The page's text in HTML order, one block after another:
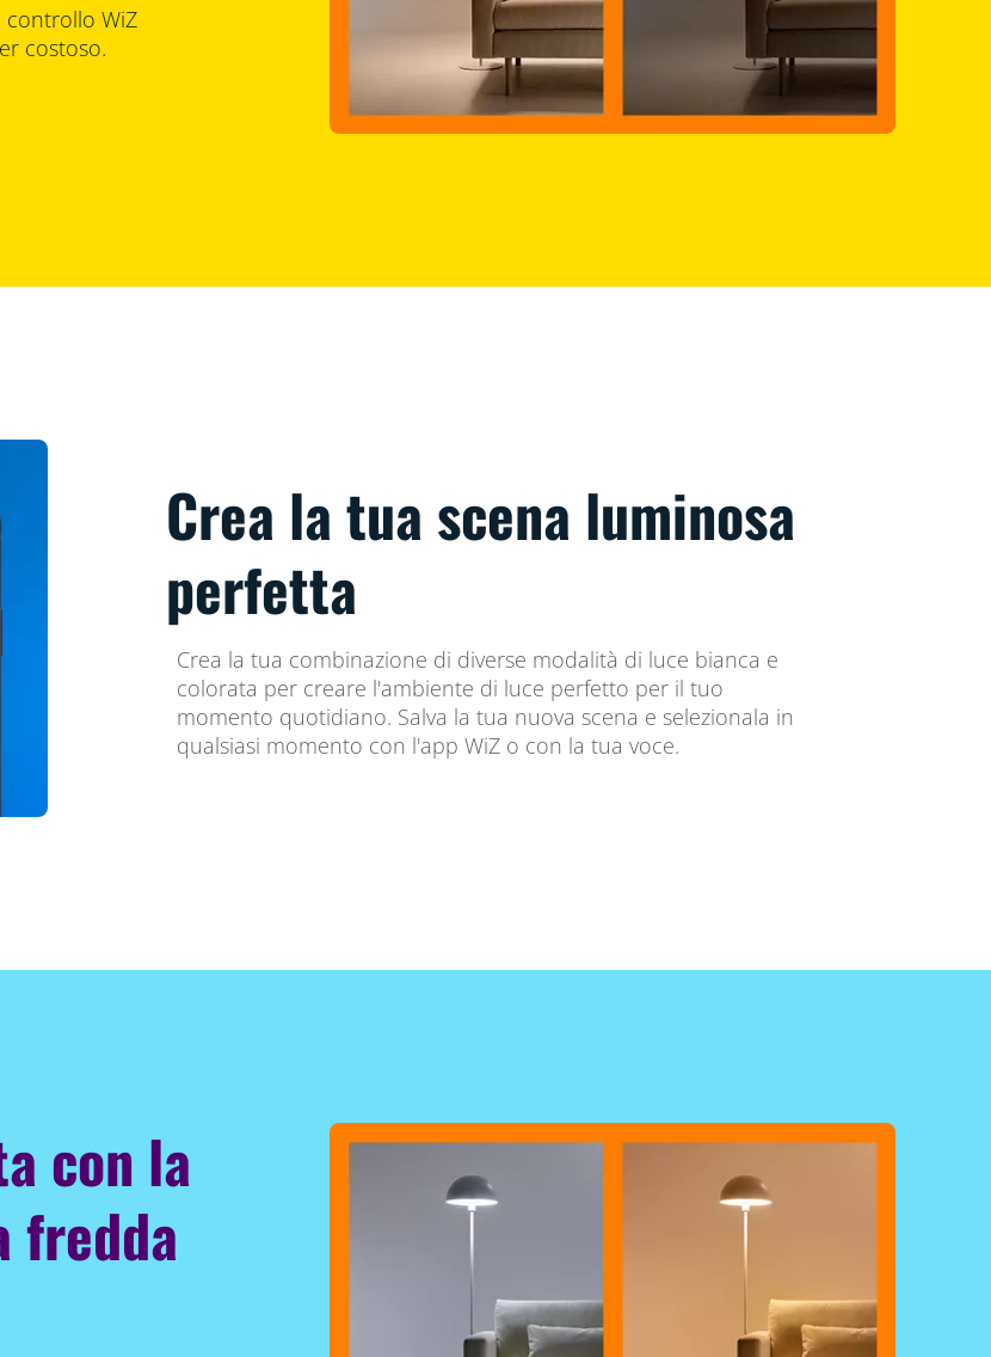
controllo WiZ
costoso.
Crea la tua scena luminosa
perfetta
Crea la tua combinazione di diverse modalità di luce bianca e
colorata per creare l'ambiente di luce perfetto per il tuo
momento quotidiano. Salva la tua nuova scena e selezionala in
qualsiasi momento con l'app WiZ o con la tua voce.
con la
fredda